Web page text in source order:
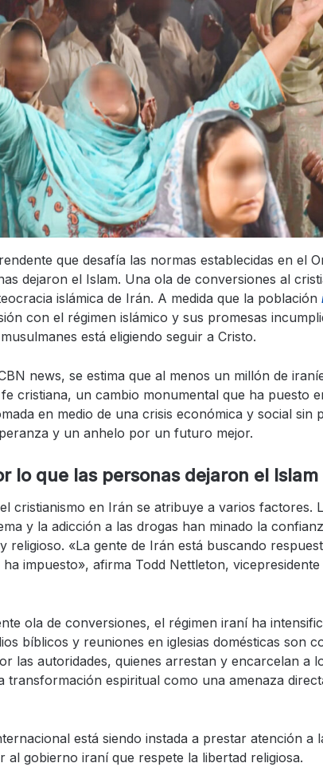
que desafía las normas establecidas en el
dejaron el Islam. Una ola de conversiones al
islámica de Irán. A medida que la población
con el régimen islámico y sus promesas
está eligiendo seguir a Cristo.
news, se estima que al menos un millón de
cristiana, un cambio monumental que ha puesto
en medio de una crisis económica y social sin
y un anhelo por un futuro mejor.
lo que las personas dejaron el Islam
cristianismo en Irán se atribuye a varios factores.
y la adicción a las drogas han minado la
religioso. «La gente de Irán está buscando
ha impuesto», afirma Todd Nettleton,
ola de conversiones, el régimen iraní ha
bíblicos y reuniones en iglesias domésticas son
las autoridades, quienes arrestan y encarcelan a
transformación espiritual como una amenaza
está siendo instada a prestar atención a
al gobierno iraní que respete la libertad religiosa.